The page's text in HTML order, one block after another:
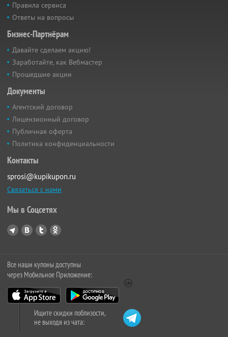
Правила сервиса
Ответы на вопросы
Бизнес-Партнёрам
Давайте сделаем акцию!
Заработайте, как Вебмастер
Прошедшие акции
Документы
Агентский договор
Лицензионный договор
Публичная оферта
Политика конфиденциальности
Контакты
sprosi@kupikupon.ru
Связаться с нами
Мы в Соцсетях
Все наши купоны доступны
через Мобильное Приложение:
Ищите скидки поблизости,
не выходя из чата: